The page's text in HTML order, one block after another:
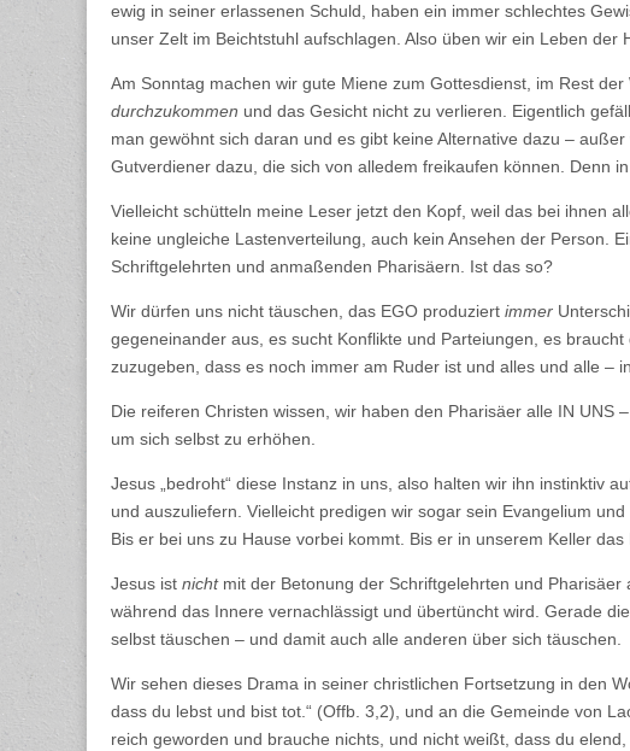
ewig in seiner erlassenen Schuld, haben ein immer schlechtes
unser Zelt im Beichtstuhl aufschlagen. Also üben wir ein Leben der
Am Sonntag machen wir gute Miene zum Gottesdienst, im Rest
durchzukommen und das Gesicht nicht zu verlieren. Eigentlich
man gewöhnt sich daran und es gibt keine Alternative dazu –
Gutverdiener dazu, die sich von alledem freikaufen können. Denn
Vielleicht schütteln meine Leser jetzt den Kopf, weil das bei ihnen
keine ungleiche Lastenverteilung, auch kein Ansehen der Person.
Schriftgelehrten und anmaßenden Pharisäern. Ist das so?
Wir dürfen uns nicht täuschen, das EGO produziert immer
gegeneinander aus, es sucht Konflikte und Parteiungen, es
zuzugeben, dass es noch immer am Ruder ist und alles und alle –
Die reiferen Christen wissen, wir haben den Pharisäer alle IN UNS
um sich selbst zu erhöhen.
Jesus „bedroht“ diese Instanz in uns, also halten wir ihn instinktiv
und auszuliefern. Vielleicht predigen wir sogar sein Evangelium
Bis er bei uns zu Hause vorbei kommt. Bis er in unserem Keller
Jesus ist nichtmit der Betonung der Schriftgelehrten und Pharisäer
während das Innere vernachlässigt und übertüncht wird. Gerade
selbst täuschen – und damit auch alle anderen über sich täuschen.
Wir sehen dieses Drama in seiner christlichen Fortsetzung in den
dass du lebst und bist tot.“ (Offb. 3,2), und an die Gemeinde von
reich geworden und brauche nichts, und nicht weißt, dass du